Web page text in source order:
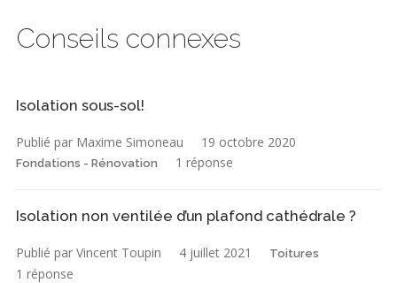
Conseils connexes
Isolation sous-sol!
Publié par Maxime Simoneau 19 octobre 2020
Fondations - Rénovation 1 réponse
Isolation non ventilée d’un plafond cathédrale ?
Publié par Vincent Toupin 4 juillet 2021 Toitures
1 réponse